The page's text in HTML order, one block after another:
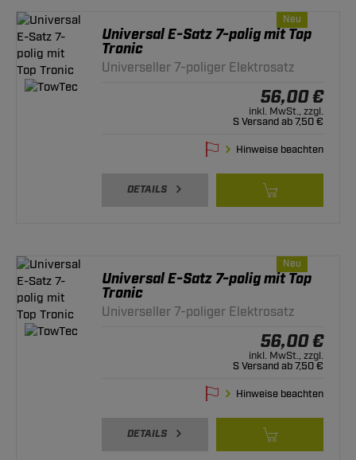
Neu
Universal E-Satz 7-polig mit Top
Tronic
Universeller 7-poliger Elektrosatz
56,00 €
inkl. MwSt., zzgl.
S Versand ab 7,50 €
Hinweise beachten
DETAILS
Neu
Universal E-Satz 7-polig mit Top
Tronic
Universeller 7-poliger Elektrosatz
56,00 €
inkl. MwSt., zzgl.
S Versand ab 7,50 €
Hinweise beachten
DETAILS